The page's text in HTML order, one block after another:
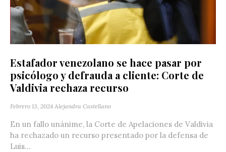
Estafador venezolano se hace pasar por
psicólogo y defrauda a cliente: Corte de
Valdivia rechaza recurso
Febrero 13, 2024 Alejandra Castellano
En un fallo unánime, la Corte de Apelaciones de Valdivia
ha rechazado un recurso presentado por la defensa de
Luis...